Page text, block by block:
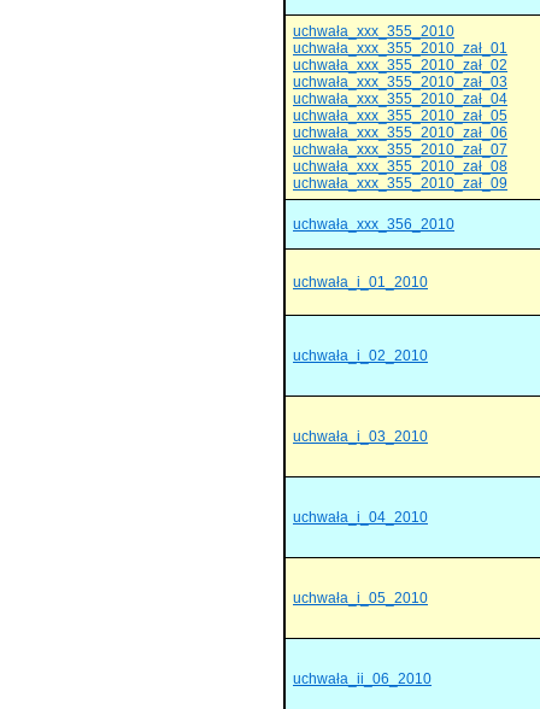
uchwała_xxx_355_2010
uchwała_xxx_355_2010_zał_01
uchwała_xxx_355_2010_zał_02
uchwała_xxx_355_2010_zał_03
uchwała_xxx_355_2010_zał_04
uchwała_xxx_355_2010_zał_05
uchwała_xxx_355_2010_zał_06
uchwała_xxx_355_2010_zał_07
uchwała_xxx_355_2010_zał_08
uchwała_xxx_355_2010_zał_09
uchwała_xxx_356_2010
uchwała_i_01_2010
uchwała_i_02_2010
uchwała_i_03_2010
uchwała_i_04_2010
uchwała_i_05_2010
uchwała_ii_06_2010